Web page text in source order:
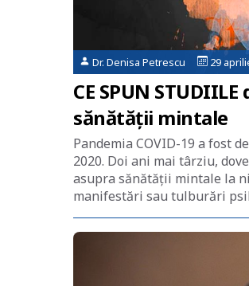
Dr. Denisa Petrescu 29
CE SPUN
sănătății mintale
Pandemia COVID-19 a fost
2020. Doi ani mai târziu,
asupra sănătății mintale la
manifestări sau tulburări